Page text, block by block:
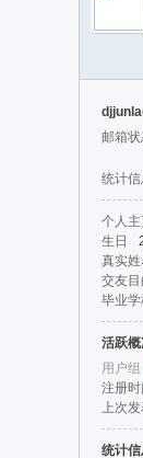
淘
邮箱
统计信
个人
生日
真实姓
交友目
毕业学
活跃
用户组
注册时
上次发
统计